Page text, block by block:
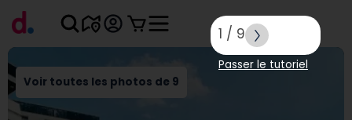
Voir toutes les photos de 9
1 / 9
Passer le tutoriel